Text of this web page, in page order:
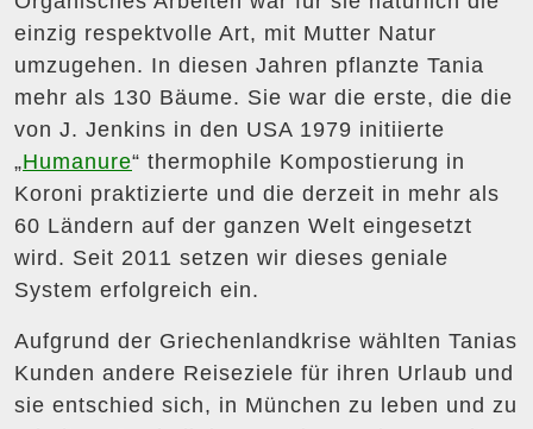
einzig respektvolle Art, mit Mutter Natur
umzugehen. In diesen Jahren pflanzte Tania
mehr als 130 Bäume. Sie war die erste, die die
von J. Jenkins in den USA 1979 initiierte
„Humanure“ thermophile Kompostierung in
Koroni praktizierte und die derzeit in mehr als
60 Ländern auf der ganzen Welt eingesetzt
wird. Seit 2011 setzen wir dieses geniale
System erfolgreich ein.
Aufgrund der Griechenlandkrise wählten Tanias
Kunden andere Reiseziele für ihren Urlaub und
sie entschied sich, in München zu leben und zu